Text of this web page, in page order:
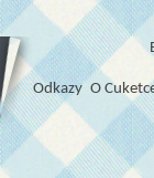
Odkazy O